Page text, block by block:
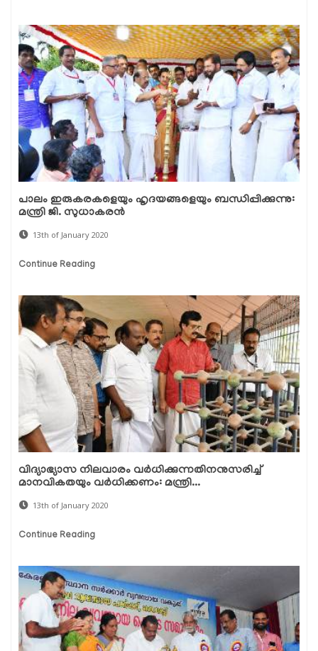
പാലം ഇരുകരകളെയും ഹൃദയങ്ങളെയും ബന്ധിപ്പിക്കുന്നു:
മന്ത്രി ജി. സുധാകരന്‍
13th of January 2020
Continue Reading
വിദ്യാഭ്യാസ നിലവാരം വര്‍ധിക്കുന്നതിനനുസരിച്ച്
മാനവികതയും വര്‍ധിക്കണം: മന്ത്രി...
13th of January 2020
Continue Reading